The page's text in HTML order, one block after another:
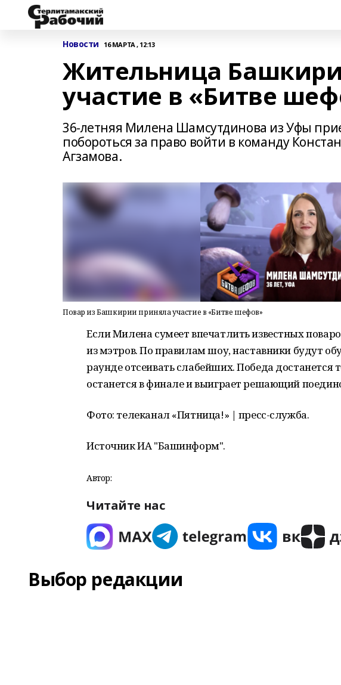
Новости 16 МАРТА , 12:13
Жительница
участие в «Битве
36-летняя Милена Шамсутдинова из Уфы
побороться за право войти в команду
Агзамова.
Повар из Башкирии приняла участие в «Битве шефов»
Если Милена сумеет впечатлить известных
из мэтров. По правилам шоу, наставники будут
раунде отсеивать слабейших. Победа
останется в финале и выиграет решающий
Фото: телеканал «Пятница!» | пресс-служба.
Источник ИА "Башинформ".
Автор:
Читайте нас
Выбор редакции